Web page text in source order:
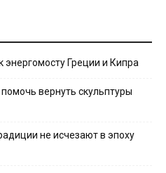
Греции и Кипра
вернуть скульптуры
не исчезают в эпоху